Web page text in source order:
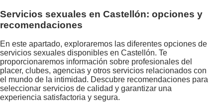
Servicios sexuales en Castellón: opciones y
recomendaciones
En este apartado, exploraremos las diferentes opciones de
servicios sexuales disponibles en Castellón. Te
proporcionaremos información sobre profesionales del
placer, clubes, agencias y otros servicios relacionados con
el mundo de la intimidad. Descubre recomendaciones para
seleccionar servicios de calidad y garantizar una
experiencia satisfactoria y segura.